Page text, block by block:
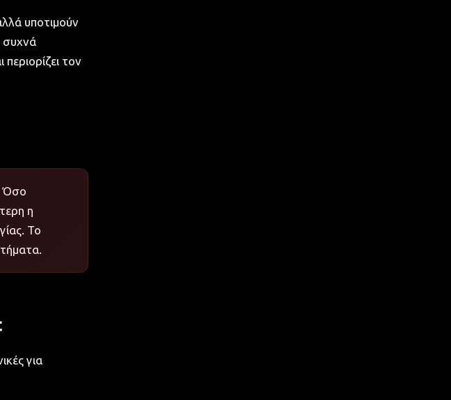
υποτιμούν
συχνά
τον
Όσο
η
Το
για